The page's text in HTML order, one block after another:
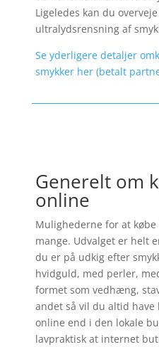
Ligeledes kan du
ultralydsrensning af
Se yderligere detaljer
smykker her (betalt
Generelt om
online
Mulighederne for at købe
mange. Udvalget er helt
du er på udkig efter
hvidguld, med perler,
formet som vedhæng,
andet så vil du altid
online end i den lokale
lavpraktisk at internet